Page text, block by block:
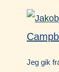
Jeg gik